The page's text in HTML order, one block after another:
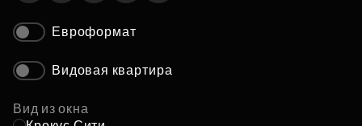
Евроформат
Видовая квартира
Вид из окна